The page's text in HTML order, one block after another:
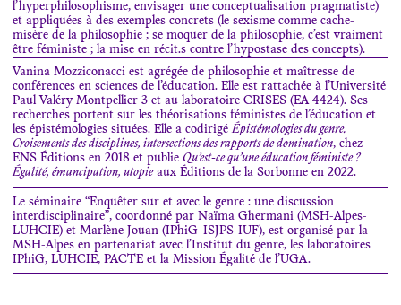
l’hyperphilosophisme, envisager une conceptualisation pragmatiste)
et appliquées à des exemples concrets (le sexisme comme cache-
misère de la philosophie ; se moquer de la philosophie, c’est vraiment
être féministe ; la mise en récit.s contre l’hypostase des concepts).
Vanina Mozziconacci est agrégée de philosophie et maîtresse de
conférences en sciences de l’éducation. Elle est rattachée à l’Université
Paul Valéry Montpellier 3 et au laboratoire CRISES (EA 4424). Ses
recherches portent sur les théorisations féministes de l’éducation et
les épistémologies situées. Elle a codirigéÉpistémologies du genre.
Croisements des disciplines, intersections des rapports de domination, chez
ENS Éditions en 2018 et publie Qu’est-ce qu’une éducation féministe ?
Égalité, émancipation, utopieaux Éditions de la Sorbonne en 2022.
Le séminaire “Enquêter sur et avec le genre : une discussion
interdisciplinaire”, coordonné par Naïma Ghermani (MSH-Alpes-
LUHCIE) et Marlène Jouan (IPhiG-ISJPS-IUF), est organisé par la
MSH-Alpes en partenariat avec l’Institut du genre, les laboratoires
IPhiG, LUHCIE, PACTE et la Mission Égalité de l’UGA.